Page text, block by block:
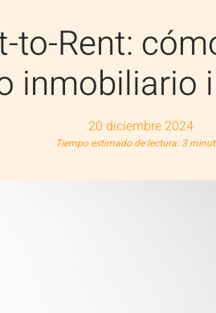
to-Rent:
inmobiliario
20 diciembre 2024
Tiempo estimado de lectura: 3